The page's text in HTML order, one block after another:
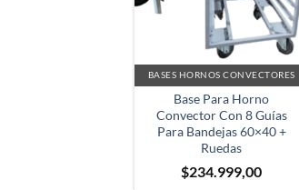
BASES HORNOS CONVECTORES
Base Para Horno
Convector Con 8 Guías
Para Bandejas 60×40 +
Ruedas
$234.999,00